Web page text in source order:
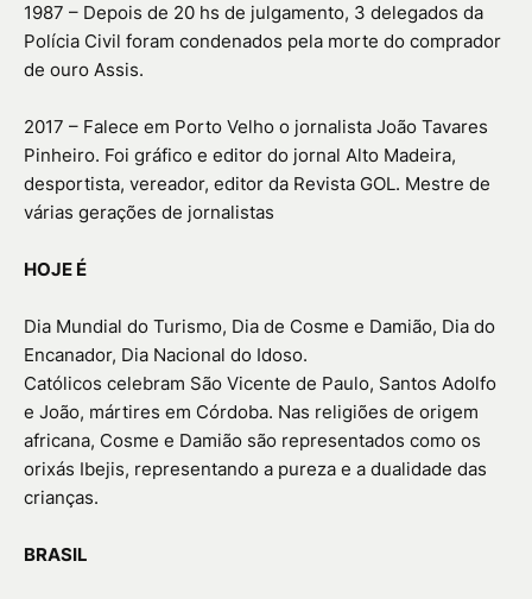
1987 – Depois de 20 hs de julgamento, 3 delegados da
Polícia Civil foram condenados pela morte do comprador
de ouro Assis.
2017 – Falece em Porto Velho o jornalista João Tavares
Pinheiro. Foi gráfico e editor do jornal Alto Madeira,
desportista, vereador, editor da Revista GOL. Mestre de
várias gerações de jornalistas
HOJE É
Dia Mundial do Turismo, Dia de Cosme e Damião, Dia do
Encanador, Dia Nacional do Idoso.
Católicos celebram São Vicente de Paulo, Santos Adolfo
e João, mártires em Córdoba. Nas religiões de origem
africana, Cosme e Damião são representados como os
orixás Ibejis, representando a pureza e a dualidade das
crianças.
BRASIL